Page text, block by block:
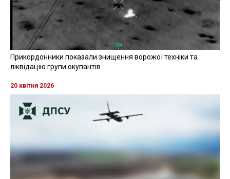
Прикордонники показали знищення ворожої техніки та
ліквідацію групи окупантів
20 квітня 2026